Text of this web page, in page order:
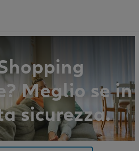
Meglio se in
sicurezza.